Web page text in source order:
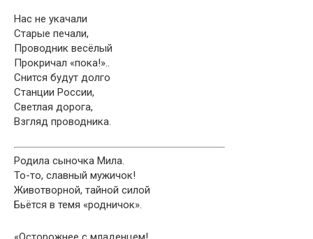
Нас не укачали
Старые печали,
Проводник весёлый
Прокричал «пока!»..
Снится будут долго
Станции России,
Светлая дорога,
Взгляд проводника.
Родила сыночка Мила.
То-то, славный мужичок!
Животворной, тайной силой
Бьётся в темя «родничок».